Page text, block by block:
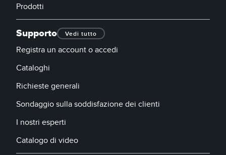
Prodotti
Supporto Vedi tutto
Registra un account o accedi
Cataloghi
Richieste generali
Sondaggio sulla soddisfazione dei clienti
I nostri esperti
Catalogo di video